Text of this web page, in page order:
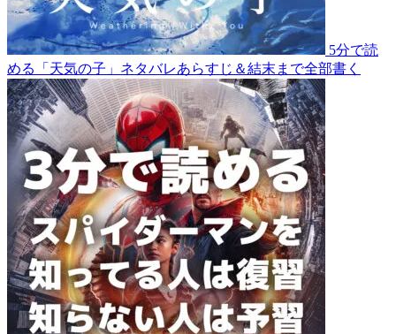
5分で読
める「天気の子」ネタバレあらすじ＆結末まで全部書く